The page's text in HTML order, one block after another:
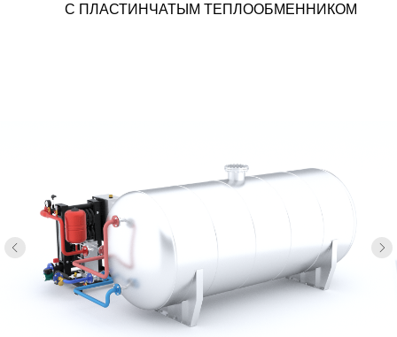
С ПЛАСТИНЧАТЫМ ТЕПЛООБМЕННИКОМ